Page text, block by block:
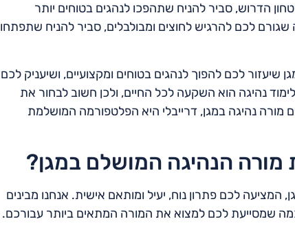
הדרוש, סביר להניח שתהפכו לנהגים בטוחים יותר
לכם להרגיש לחוצים ומבולבלים, סביר להניח שתפתחו
לכם להפוך לנהגים בטוחים ומקצועיים, ושיעניק לכם
נהיגה הוא השקעה לכל החיים, ולכן חשוב לבחור את
נהיגה במגן, דרייבלי היא הפלטפורמה המושלמת
מורה הנהיגה המושלם במגן?
לכם פתרון נוח, יעיל ומותאם אישית. אנחנו מבינים
שמסייעת לכם למצוא את המורה המתאים ביותר עבורכם.